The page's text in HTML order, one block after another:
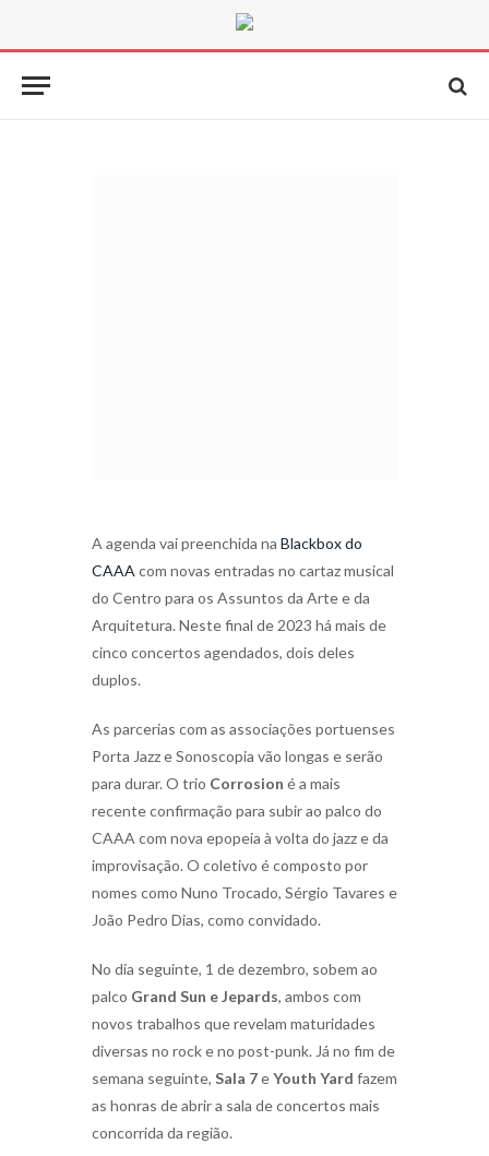
A agenda vai preenchida na Blackbox do
CAAA com novas entradas no cartaz musical
do Centro para os Assuntos da Arte e da
Arquitetura. Neste final de 2023 há mais de
cinco concertos agendados, dois deles
duplos.
As parcerias com as associações portuenses
Porta Jazz e Sonoscopia vão longas e serão
para durar. O trio Corrosion é a mais
recente confirmação para subir ao palco do
CAAA com nova epopeia à volta do jazz e da
improvisação. O coletivo é composto por
nomes como Nuno Trocado, Sérgio Tavares e
João Pedro Dias, como convidado.
No dia seguinte, 1 de dezembro, sobem ao
palco Grand Sun e Jepards, ambos com
novos trabalhos que revelam maturidades
diversas no rock e no post-punk. Já no fim de
semana seguinte, Sala 7eYouth Yard fazem
as honras de abrir a sala de concertos mais
concorrida da região.